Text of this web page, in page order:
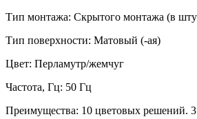
Тип монтажа: Скрытого монтажа (в
Тип поверхности: Матовый (-ая)
Цвет: Перламутр/жемчуг
Частота, Гц: 50 Гц
Преимущества: 10 цветовых решений.